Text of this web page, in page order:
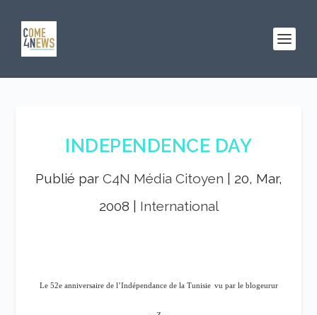
INDEPENDENCE DAY
Publié par C4N Média Citoyen
20, Mar,
2008
International
Le 52e anniversaire de l’Indépendance de la Tunisie vu par le blogeurur